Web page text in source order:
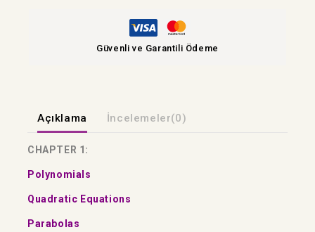
Güvenli ve Garantili Ödeme
Açıklama İncelemeler(0)
CHAPTER 1:
Polynomials
Quadratic Equations
Parabolas